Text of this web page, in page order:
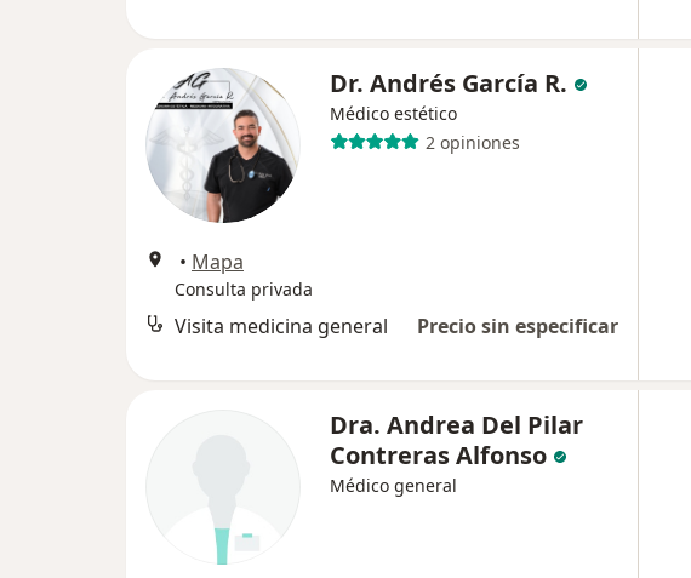
Dr. Andrés García R.
Médico estético
2 opiniones
• Mapa
Consulta privada
Visita medicina general Precio sin especificar
Dra. Andrea Del Pilar
Contreras Alfonso
Médico general